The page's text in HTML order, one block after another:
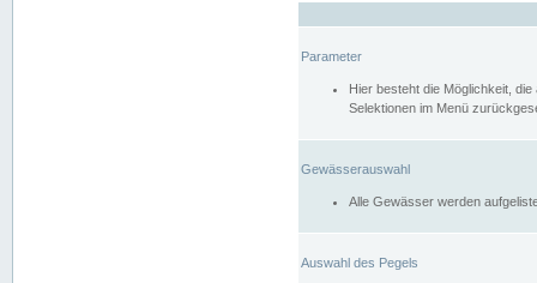
Parameter
Hier besteht die Möglichkeit,
Selektionen im Menü
Gewässerauswahl
Alle Gewässer werden
Auswahl des Pegels